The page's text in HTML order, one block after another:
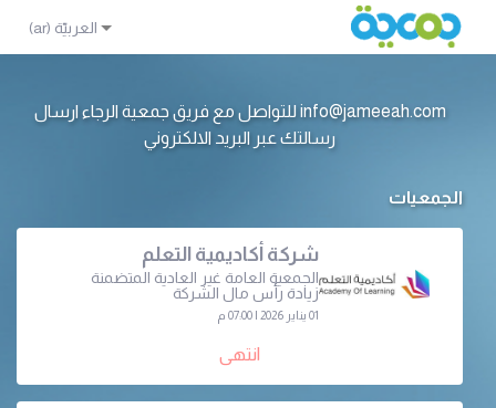
info@jameeah.com للتواصل مع فريق جمعية الرجاء ارسال
رسالتك عبر البريد الالكتروني
الجمعيات
شركة أكاديمية التعلم
الجمعية العامة غير العادية المتضمنة
زيادة رأس مال الشركة
01 يناير 2026 | 07:00 م
انتهى